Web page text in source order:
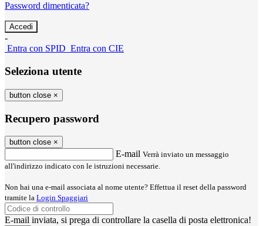
Password dimenticata?
-
Entra con SPID Entra con CIE
Seleziona utente
button close ×
Recupero password
button close ×
E-mail Verrà inviato un messaggio
all'indirizzo indicato con le istruzioni necessarie.
Non hai una e-mail associata al nome utente? Effettua il reset della password
tramite la Login Spaggiari
E-mail inviata, si prega di controllare la casella di posta elettronica!